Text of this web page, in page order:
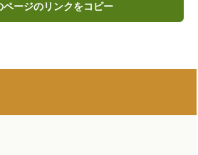
ページのリンクをコピー